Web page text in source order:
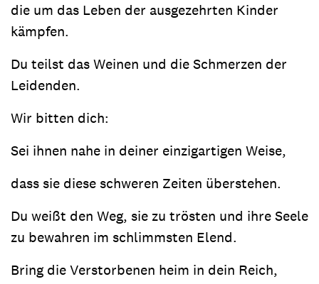
die um das Leben der ausgezehrten Kinder
kämpfen.
Du teilst das Weinen und die Schmerzen der
Leidenden.
Wir bitten dich:
Sei ihnen nahe in deiner einzigartigen Weise,
dass sie diese schweren Zeiten überstehen.
Du weißt den Weg, sie zu trösten und ihre Seele
zu bewahren im schlimmsten Elend.
Bring die Verstorbenen heim in dein Reich,